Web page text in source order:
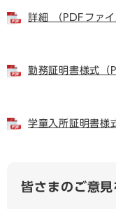
詳細 （PDFファ
勤務証明書様式（
学童入所証明書様
皆さまのご意